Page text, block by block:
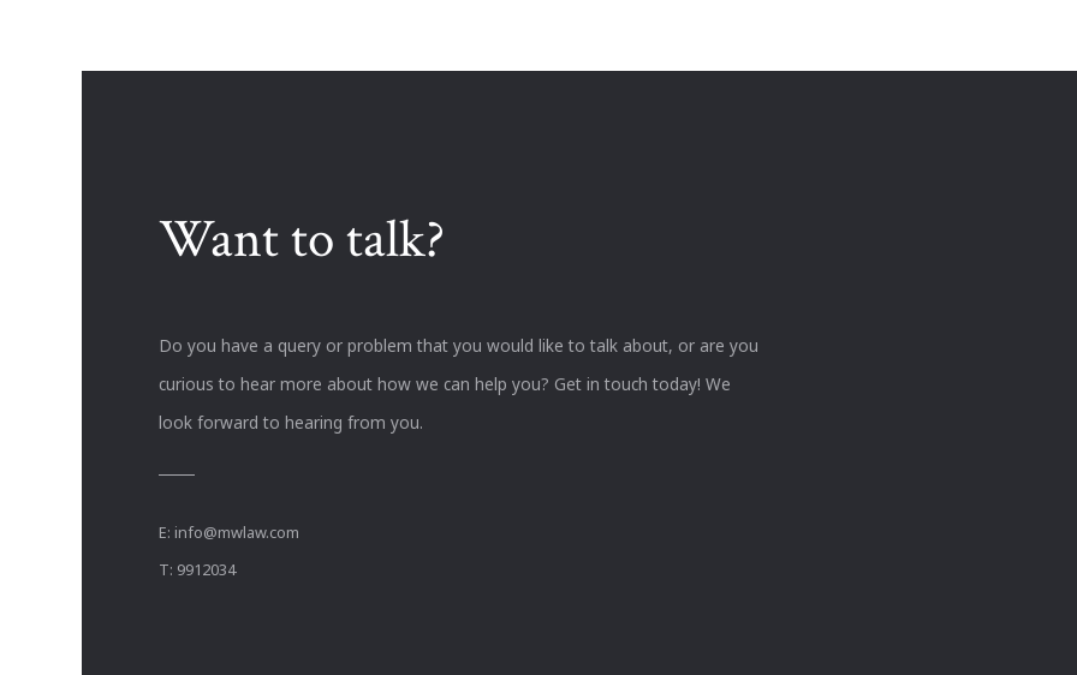
Want to talk?
Do you have a query or problem that you would like to talk about, or are you
curious to hear more about how we can help you? Get in touch today! We
look forward to hearing from you.
E: info@mwlaw.com
T: 9912034